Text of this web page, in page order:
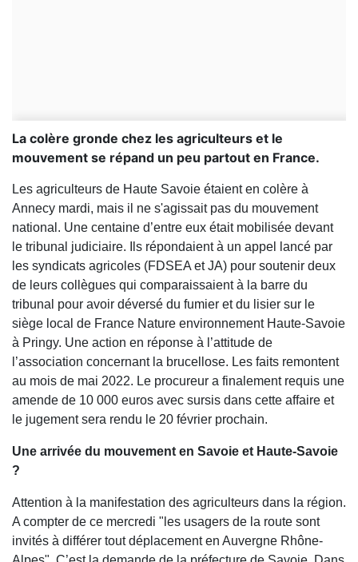
La colère gronde chez les agriculteurs et le
mouvement se répand un peu partout en France.
Les agriculteurs de Haute Savoie étaient en colère à
Annecy mardi, mais il ne s'agissait pas du mouvement
national. Une centaine d’entre eux était mobilisée devant
le tribunal judiciaire. Ils répondaient à un appel lancé par
les syndicats agricoles (FDSEA et JA) pour soutenir deux
de leurs collègues qui comparaissaient à la barre du
tribunal pour avoir déversé du fumier et du lisier sur le
siège local de France Nature environnement Haute-Savoie
à Pringy. Une action en réponse à l’attitude de
l’association concernant la brucellose. Les faits remontent
au mois de mai 2022. Le procureur a finalement requis une
amende de 10 000 euros avec sursis dans cette affaire et
le jugement sera rendu le 20 février prochain.
Une arrivée du mouvement en Savoie et Haute-Savoie
?
Attention à la manifestation des agriculteurs dans la région.
A compter de ce mercredi "les usagers de la route sont
invités à différer tout déplacement en Auvergne Rhône-